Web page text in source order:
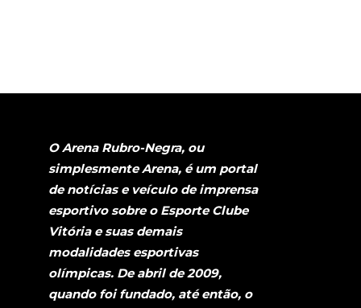
O Arena Rubro-Negra, ou
simplesmente Arena, é um portal
de notícias e veículo de imprensa
esportivo sobre o Esporte Clube
Vitória e suas demais
modalidades esportivas
olímpicas. De abril de 2009,
quando foi fundado, até então, o